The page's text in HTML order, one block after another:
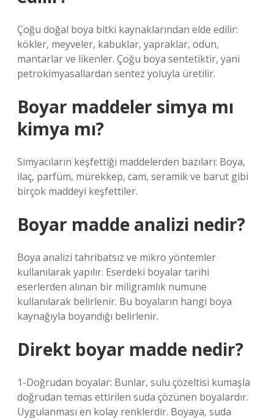
Çoğu doğal boya bitki kaynaklarından elde edilir:
kökler, meyveler, kabuklar, yapraklar, odun,
mantarlar ve likenler. Çoğu boya sentetiktir, yani
petrokimyasallardan sentez yoluyla üretilir.
Boyar maddeler simya mı
kimya mı?
Simyacıların keşfettiği maddelerden bazıları: Boya,
ilaç, parfüm, mürekkep, cam, seramik ve barut gibi
birçok maddeyi keşfettiler.
Boyar madde analizi nedir?
Boya analizi tahribatsız ve mikro yöntemler
kullanılarak yapılır. Eserdeki boyalar tarihi
eserlerden alınan bir miligramlık numune
kullanılarak belirlenir. Bu boyaların hangi boya
kaynağıyla boyandığı belirlenir.
Direkt boyar madde nedir?
1-Doğrudan boyalar: Bunlar, sulu çözeltisi kumaşla
doğrudan temas ettirilen suda çözünen boyalardır.
Uygulanması en kolay renklerdir. Boyaya, suda